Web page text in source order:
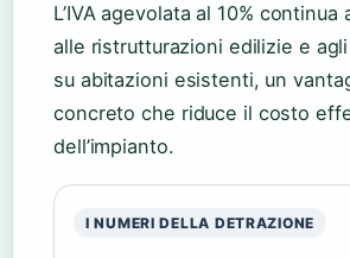
L’IVA agevolata al 10% continua
alle ristrutturazioni edilizie e
su abitazioni esistenti, un
concreto che riduce il costo
dell’impianto.
I NUMERI DELLA DETRAZIONE